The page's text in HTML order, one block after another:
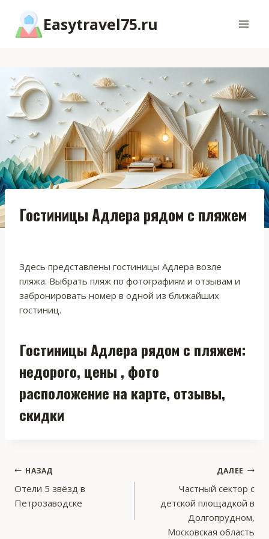
содержимому
Easytravel75.ru
Гостиницы Адлера рядом с пляжем
Здесь представлены гостиницы Адлера возле
пляжа. Выбрать пляж по фотографиям и отзывам и
забронировать номер в одной из ближайших
гостиниц.
Гостиницы Адлера рядом с пляжем:
недорого, цены , фото
расположение на карте, отзывы,
скидки
Навигация
по
НАЗАД
Отели 5 звёзд в
Петрозаводске
ДАЛЕЕ
Частный сектор с
детской площадкой в
Долгопрудном,
Московская область